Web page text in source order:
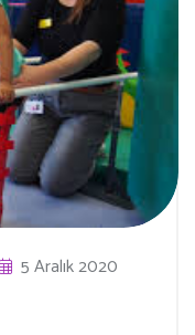
5 Aralık 2020